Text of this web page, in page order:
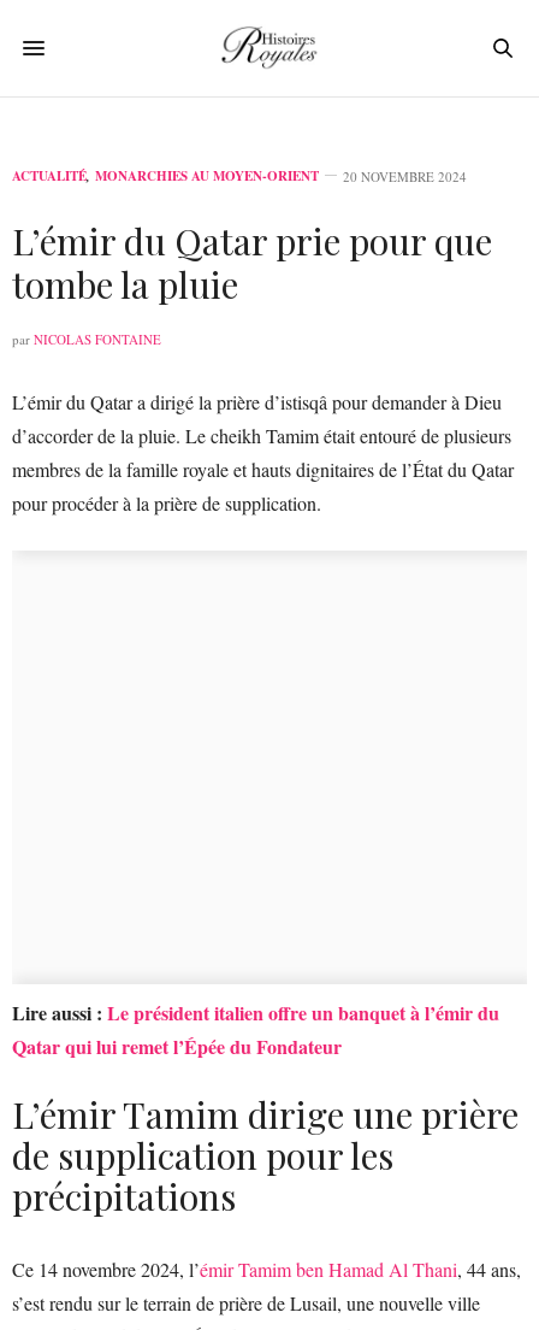
ACTUALITÉ, MONARCHIES AU MOYEN-ORIENT 20 NOVEMBRE 2024
L’émir du Qatar prie pour que
tombe la pluie
par NICOLAS FONTAINE
L’émir du Qatar a dirigé la prière d’istisqâ pour demander à Dieu
d’accorder de la pluie. Le cheikh Tamim était entouré de plusieurs
membres de la famille royale et hauts dignitaires de l’État du Qatar
pour procéder à la prière de supplication.
Lire aussi : Le président italien offre un banquet à l’émir du
Qatar qui lui remet l’Épée du Fondateur
L’émir Tamim dirige une prière
de supplication pour les
précipitations
Ce 14 novembre 2024, l’émir Tamim ben Hamad Al Thani, 44 ans,
s’est rendu sur le terrain de prière de Lusail, une nouvelle ville